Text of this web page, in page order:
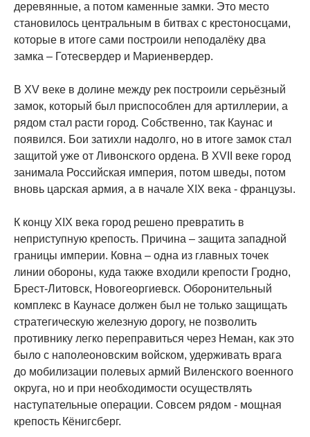
деревянные, а потом каменные замки. Это место
становилось центральным в битвах с крестоносцами,
которые в итоге сами построили неподалёку два
замка – Готесвердер и Мариенвердер.
В XV веке в долине между рек построили серьёзный
замок, который был приспособлен для артиллерии, а
рядом стал расти город. Собственно, так Каунас и
появился. Бои затихли надолго, но в итоге замок стал
защитой уже от Ливонского ордена. В XVII веке город
занимала Российская империя, потом шведы, потом
вновь царская армия, а в начале XIX века - французы.
К концу XIX века город решено превратить в
неприступную крепость. Причина – защита западной
границы империи. Ковна – одна из главных точек
линии обороны, куда также входили крепости Гродно,
Брест-Литовск, Новогеоргиевск. Оборонительный
комплекс в Каунасе должен был не только защищать
стратегическую железную дорогу, не позволить
противнику легко переправиться через Неман, как это
было с наполеоновским войском, удерживать врага
до мобилизации полевых армий Виленского военного
округа, но и при необходимости осуществлять
наступательные операции. Совсем рядом - мощная
крепость Кёнигсберг.